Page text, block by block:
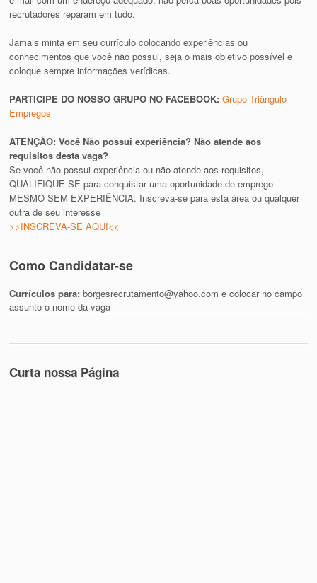
recrutadores reparam em tudo.
Jamais minta em seu currículo colocando experiências ou
conhecimentos que você não possui, seja o mais objetivo possível e
coloque sempre informações verídicas.
PARTICIPE DO NOSSO GRUPO NO FACEBOOK:Grupo Triângulo
Empregos
ATENÇÃO: Você Não possui experiência? Não atende aos
requisitos desta vaga?
Se você não possui experiência ou não atende aos requisitos,
QUALIFIQUE-SE para conquistar uma oportunidade de emprego
MESMO SEM EXPERIÊNCIA. Inscreva-se para esta área ou qualquer
outra de seu interesse
>>INSCREVA-SE AQUI<<
Como Candidatar-se
Currículos para:borgesrecrutamento@yahoo.com e colocar no campo
assunto o nome da vaga
Curta nossa Página